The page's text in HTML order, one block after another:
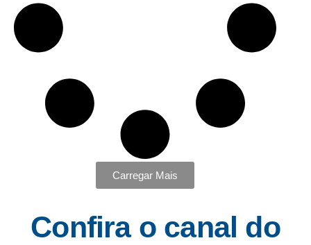
Carregar Mais
Confira o canal do